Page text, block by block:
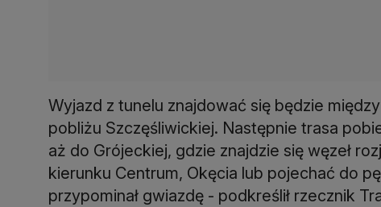
Wyjazd z tunelu znajdować się będzie
pobliżu Szczęśliwickiej. Następnie trasa
aż do Grójeckiej, gdzie znajdzie się węzeł
kierunku Centrum, Okęcia lub pojechać do
przypominał gwiazdę - podkreślił rzecznik